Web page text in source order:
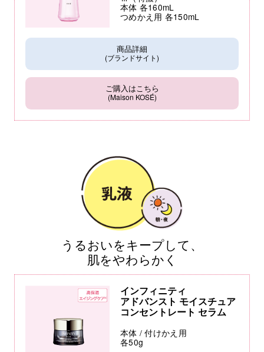
本体 各160mL
つめかえ用 各150mL
商品詳細
(ブランドサイト)
ご購入はこちら
(Maison KOSÉ)
うるおいをキープして、
肌をやわらかく
インフィニティ
アドバンスト モイスチュア
コンセントレート セラム
本体 / 付けかえ用
各50g